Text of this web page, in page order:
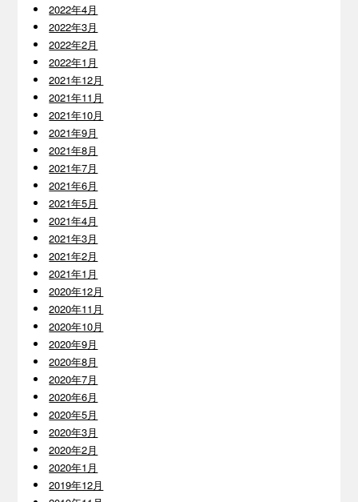
2022年4月
2022年3月
2022年2月
2022年1月
2021年12月
2021年11月
2021年10月
2021年9月
2021年8月
2021年7月
2021年6月
2021年5月
2021年4月
2021年3月
2021年2月
2021年1月
2020年12月
2020年11月
2020年10月
2020年9月
2020年8月
2020年7月
2020年6月
2020年5月
2020年3月
2020年2月
2020年1月
2019年12月